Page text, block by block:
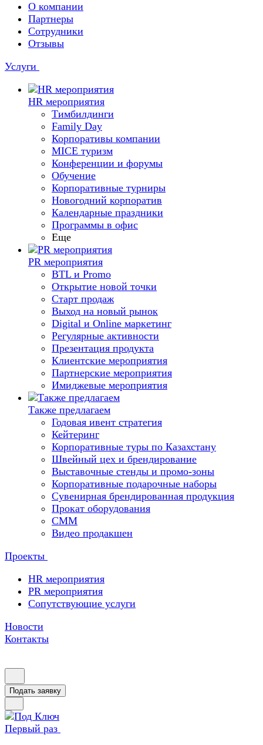
О компании
Партнеры
Сотрудники
Отзывы
Услуги
HR мероприятия
Тимбилдинги
Family Day
Корпоративы компании
MICE туризм
Конференции и форумы
Обучение
Корпоративные турниры
Новогодний корпоратив
Календарные праздники
Программы в офис
Еще
PR мероприятия
BTL и Promo
Открытие новой точки
Старт продаж
Выход на новый рынок
Digital и Online маркетинг
Регулярные активности
Презентация продукта
Клиентские мероприятия
Партнерские мероприятия
Имиджевые мероприятия
Также предлагаем
Годовая ивент стратегия
Кейтеринг
Корпоративные туры по Казахстану
Швейный цех и брендирование
Выставочные стенды и промо-зоны
Корпоративные подарочные наборы
Сувенирная брендированная продукция
Прокат оборудования
СММ
Видео продакшен
Проекты
HR мероприятия
PR мероприятия
Сопутствующие услуги
Новости
Контакты
Подать заявку
Первый раз